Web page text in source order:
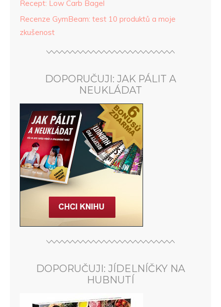
Recept: Low Carb Bagel
Recenze GymBeam: test 10 produktů a moje
zkušenost
DOPORUČUJI: JAK PÁLIT A
NEUKLÁDAT
DOPORUČUJI: JÍDELNÍČKY NA
HUBNUTÍ